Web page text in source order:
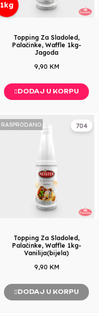
1kg
Topping Za Sladoled,
Palačinke, Waffle 1kg-
Jagoda
9,90 KM
DODAJ U KORPU
704
RASPRODANO
Topping Za Sladoled,
Palačinke, Waffle 1kg-
Vanilija(bijela)
9,90 KM
DODAJ U KORPU